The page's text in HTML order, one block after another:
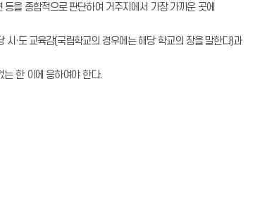
을 종합적으로 판단하여 거주지에서 가장 가까운 곳에
·도 교육감(국립학교의 경우에는 해당 학교의 장을 말한다)과
한 이에 응하여야 한다.